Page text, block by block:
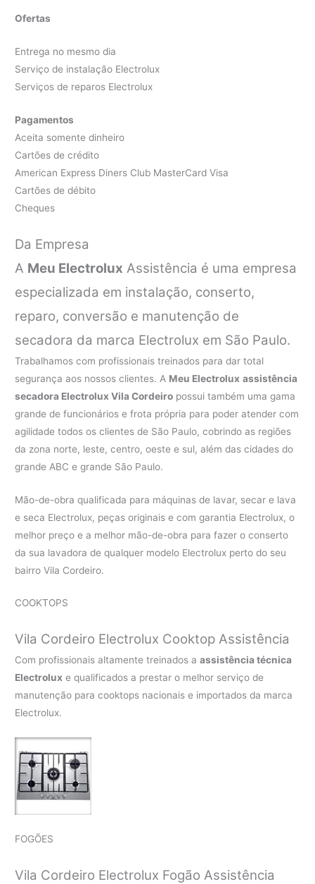
Ofertas
Entrega no mesmo dia
Serviço de instalação Electrolux
Serviços de reparos Electrolux
Pagamentos
Aceita somente dinheiro
Cartões de crédito
American Express Diners Club MasterCard Visa
Cartões de débito
Cheques
Da Empresa
A Meu Electrolux Assistência é uma empresa
especializada em instalação, conserto,
reparo, conversão e manutenção de
secadora da marca Electrolux em São Paulo.
Trabalhamos com profissionais treinados para dar total
segurança aos nossos clientes. A Meu Electrolux assistência
secadora Electrolux Vila Cordeiro possui também uma gama
grande de funcionários e frota própria para poder atender com
agilidade todos os clientes de São Paulo, cobrindo as regiões
da zona norte, leste, centro, oeste e sul, além das cidades do
grande ABC e grande São Paulo.
Mão-de-obra qualificada para máquinas de lavar, secar e lava
e seca Electrolux, peças originais e com garantia Electrolux, o
melhor preço e a melhor mão-de-obra para fazer o conserto
da sua lavadora de qualquer modelo Electrolux perto do seu
bairro Vila Cordeiro.
COOKTOPS
Vila Cordeiro Electrolux Cooktop Assistência
Com profissionais altamente treinados aassistência técnica
Electrolux e qualificados a prestar o melhor serviço de
manutenção para cooktops nacionais e importados da marca
Electrolux.
FOGÕES
Vila Cordeiro Electrolux Fogão Assistência